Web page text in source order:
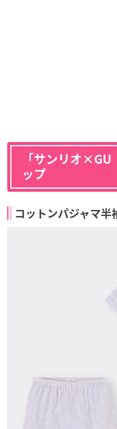
「サンリオ×GU
ップ
コットンパジャマ半